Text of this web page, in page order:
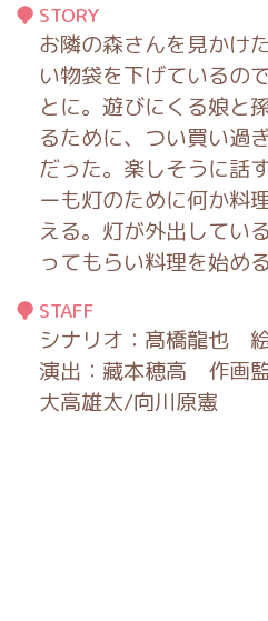
STORY
お隣の森さんを見かけ
い物袋を下げているの
とに。遊びにくる娘と
るために、つい買い過
だった。楽しそうに話
ーも灯のために何か料
える。灯が外出してい
ってもらい料理を始め
STAFF
シナリオ：髙橋龍也
演出：藏本穂高 作画
大高雄太/向川原憲